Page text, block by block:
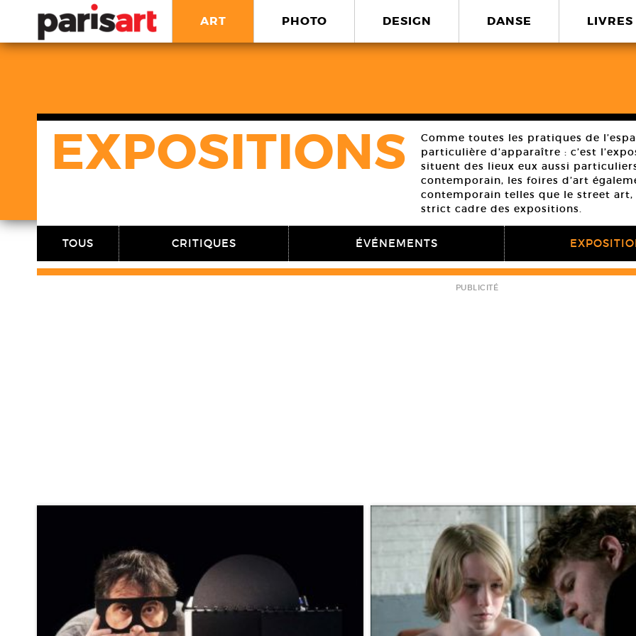
ART PHOTO DESIGN DANSE LIVRES
EXPOSITIONS
Comme toutes les pratiques de
particulière d’apparaître : c’est
situent des lieux eux aussi
contemporain, les foires d’art
contemporain telles que le street
strict cadre des expositions.
TOUS CRITIQUES ÉVÉNEMENTS
PUBLICITÉ